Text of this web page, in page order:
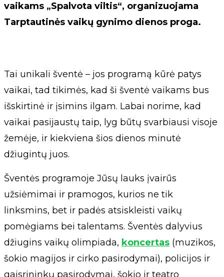
vaikams „Spalvota viltis“, organizuojama
Tarptautinės vaikų gynimo dienos proga.
Tai unikali šventė – jos programą kūrė patys
vaikai, tad tikimės, kad ši šventė vaikams bus
išskirtinė ir įsimins ilgam. Labai norime, kad
vaikai pasijaustų taip, lyg būtų svarbiausi visoje
žemėje, ir kiekviena šios dienos minutė
džiugintų juos.
Šventės programoje Jūsų lauks įvairūs
užsiėmimai ir pramogos, kurios ne tik
linksmins, bet ir padės atsiskleisti vaikų
pomėgiams bei talentams. Šventės dalyvius
džiugins vaikų olimpiada, koncertas (muzikos,
šokio magijos ir cirko pasirodymai), policijos ir
gaisrininkų pasirodymai, šokio ir teatro